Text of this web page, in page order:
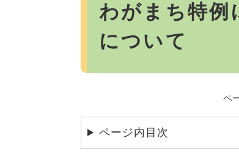
わがまち特例
について
ペ
ページ内目次